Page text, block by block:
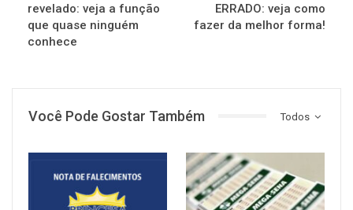
revelado: veja a função
que quase ninguém
conhece
ERRADO: veja como
fazer da melhor forma!
Todos
Você Pode Gostar Também
NOTÍCIAS